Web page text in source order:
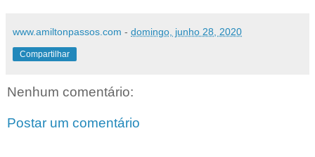
www.amiltonpassos.com - domingo, junho 28, 2020
Compartilhar
Nenhum comentário:
Postar um comentário